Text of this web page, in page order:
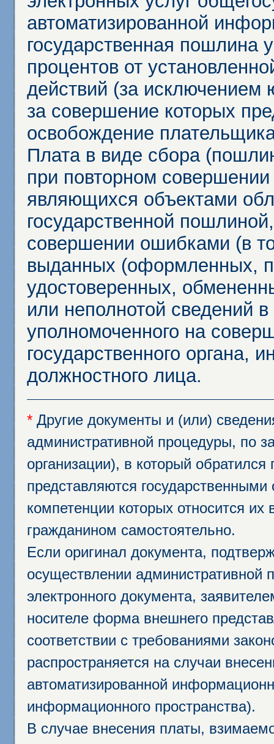
автоматизированной
государственная пошлина
процентов от
действий (за исключением
за совершение которых
освобождение
Плата в виде сбора
при повторном
являющихся объектами
государственной
совершении ошибками (в
выданных (оформленных,
удостоверенных,
или неполнотой сведений
уполномоченного на
государственного органа,
должностного лица.
* Другие документы и (или)
административной процедуры, по
организации), в который
представляются
компетенции которых относится
гражданином самостоятельно.
Если оригинал документа,
осуществлении административной
электронного документа,
носителе форма внешнего
соответствии с требованиями
распространяется на случаи
автоматизированной
информационного пространства).
В случае внесения платы,